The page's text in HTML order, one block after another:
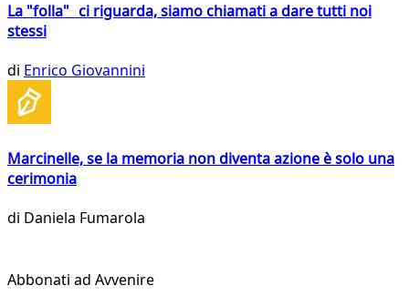
La "folla" ci riguarda, siamo chiamati a dare tutti noi
stessi
di Enrico Giovannini
Marcinelle, se la memoria non diventa azione è solo una
cerimonia
di Daniela Fumarola
Abbonati ad Avvenire